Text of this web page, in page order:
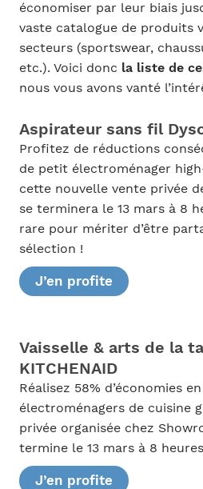
économiser par leur biais
vaste catalogue de produits
secteurs (sportswear,
etc.). Voici donc la liste de
nous vous avons vanté
Aspirateur sans fil
Profitez de réductions
de petit électroménager
cette nouvelle vente privée
se terminera le 13 mars à 8
rare pour mériter d’être
sélection !
J’en profite
Vaisselle & arts de la
KITCHENAID
Réalisez 58% d’économies
électroménagers de cuisine
privée organisée chez
termine le 13 mars à 8
J’en profite